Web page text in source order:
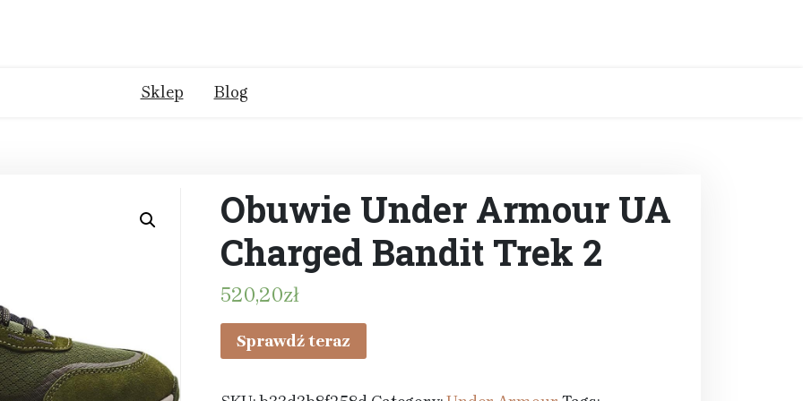
Sklep Blog
Obuwie Under Armour UA
Charged Bandit Trek 2
520,20zł
Sprawdź teraz